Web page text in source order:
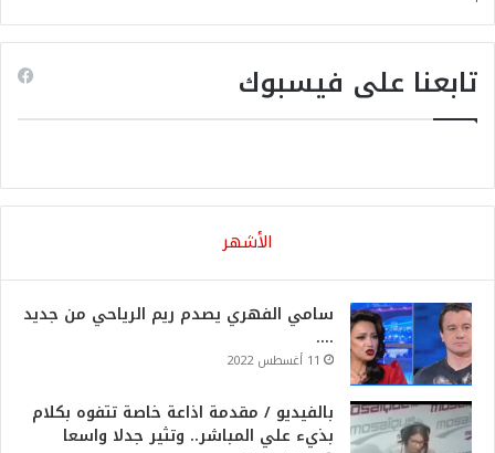
تابعنا على فيسبوك
الأشهر
سامي الفهري يصدم ريم الرياحي من جديد
….
11 أغسطس 2022
بالفيديو / مقدمة اذاعة خاصة تتفوه بكلام
بذيء علي المباشر.. وتثير جدلا واسعا